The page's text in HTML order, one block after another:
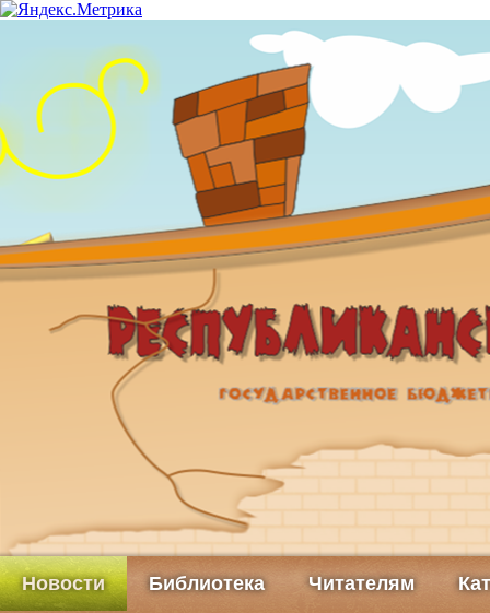
Новости Библиотека Читателям